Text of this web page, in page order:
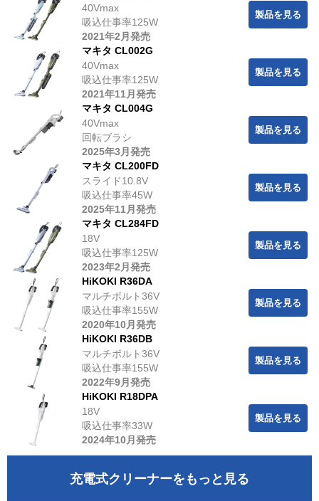
40Vmax
吸込仕事率125W
2021年2月発売
製品を見る
マキタ CL002G
40Vmax
吸込仕事率125W
2021年11月発売
製品を見る
マキタ CL004G
40Vmax
回転ブラシ
2025年3月発売
製品を見る
マキタ CL200FD
スライド10.8V
吸込仕事率45W
2025年11月発売
製品を見る
マキタ CL284FD
18V
吸込仕事率125W
2023年2月発売
製品を見る
HiKOKI R36DA
マルチボルト36V
吸込仕事率155W
2020年10月発売
製品を見る
HiKOKI R36DB
マルチボルト36V
吸込仕事率155W
2022年9月発売
製品を見る
HiKOKI R18DPA
18V
吸込仕事率33W
2024年10月発売
製品を見る
充電式クリーナーをもっと見る